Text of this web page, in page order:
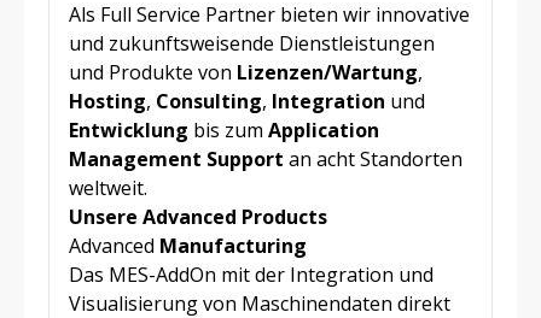
Als Full Service Partner bieten wir innovative
und zukunftsweisende Dienstleistungen
und Produkte von Lizenzen/Wartung,
Hosting, Consulting, Integration und
Entwicklung bis zum Application
Management Support an acht Standorten
weltweit.
Unsere Advanced Products
Advanced Manufacturing
Das MES-AddOn mit der Integration und
Visualisierung von Maschinendaten direkt